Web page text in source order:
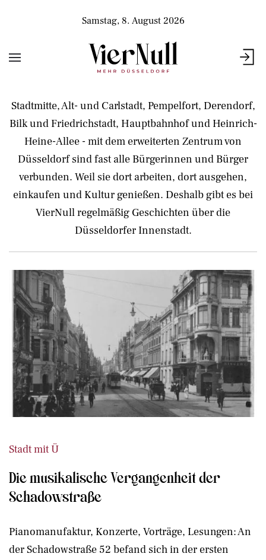
Samstag, 8. August 2026
Stadtmitte, Alt- und Carlstadt, Pempelfort, Derendorf,
Bilk und Friedrichstadt, Hauptbahnhof und Heinrich-
Heine-Allee - mit dem erweiterten Zentrum von
Düsseldorf sind fast alle Bürgerinnen und Bürger
verbunden. Weil sie dort arbeiten, dort ausgehen,
einkaufen und Kultur genießen. Deshalb gibt es bei
VierNull regelmäßig Geschichten über die
Düsseldorfer Innenstadt.
Stadt mit Ü
Die musikalische Vergangenheit der
Schadowstraße
Pianomanufaktur, Konzerte, Vorträge, Lesungen: An
der Schadowstraße 52 befand sich in der ersten